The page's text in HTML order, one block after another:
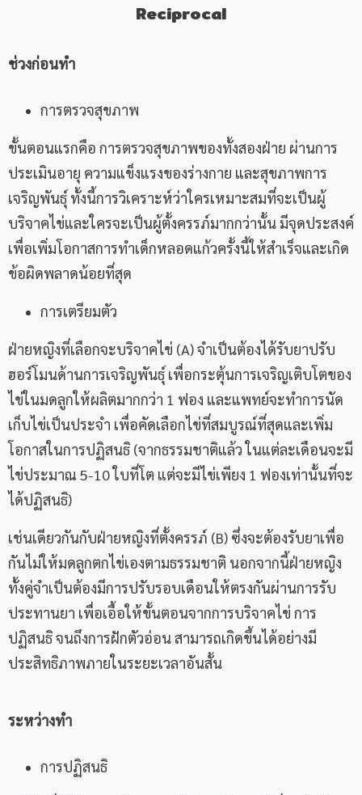
Reciprocal
ช่วงก่อนทำ
การตรวจสุขภาพ
ขั้นตอนแรกคือ การตรวจสุขภาพของทั้งสองฝ่าย ผ่านการ
ประเมินอายุ ความแข็งแรงของร่างกาย และสุขภาพการ
เจริญพันธุ์ ทั้งนี้การวิเคราะห์ว่าใครเหมาะสมที่จะเป็นผู้
บริจาคไข่และใครจะเป็นผู้ตั้งครรภ์มากกว่านั้น มีจุดประสงค์
เพื่อเพิ่มโอกาสการทำเด็กหลอดแก้วครั้งนี้ให้สำเร็จและเกิด
ข้อผิดพลาดน้อยที่สุด
การเตรียมตัว
ฝ่ายหญิงที่เลือกจะบริจาคไข่ (A) จำเป็นต้องได้รับยาปรับ
ฮอร์โมนด้านการเจริญพันธุ์ เพื่อกระตุ้นการเจริญเติบโตของ
ไข่ในมดลูกให้ผลิตมากกว่า 1 ฟอง และแพทย์จะทำการนัด
เก็บไข่เป็นประจำ เพื่อคัดเลือกไข่ที่สมบูรณ์ที่สุดและเพิ่ม
โอกาสในการปฏิสนธิ (จากธรรมชาติแล้ว ในแต่ละเดือนจะมี
ไข่ประมาณ 5-10 ใบที่โต แต่จะมีไข่เพียง 1 ฟองเท่านั้นที่จะ
ได้ปฏิสนธิ)
เช่นเดียวกันกับฝ่ายหญิงที่ตั้งครรภ์ (B) ซึ่งจะต้องรับยาเพื่อ
กันไม่ให้มดลูกตกไข่เองตามธรรมชาติ นอกจากนี้ฝ่ายหญิง
ทั้งคู่จำเป็นต้องมีการปรับรอบเดือนให้ตรงกันผ่านการรับ
ประทานยา เพื่อเอื้อให้ขั้นตอนจากการบริจาคไข่ การ
ปฏิสนธิ จนถึงการฝักตัวอ่อน สามารถเกิดขึ้นได้อย่างมี
ประสิทธิภาพภายในระยะเวลาอันสั้น
ระหว่างทำ
การปฏิสนธิ